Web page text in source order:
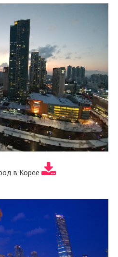
в Корее